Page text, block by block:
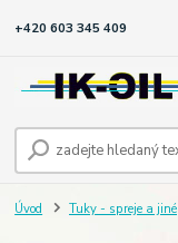
+420 603 345 409
Úvod Tuky - spreje a jiné